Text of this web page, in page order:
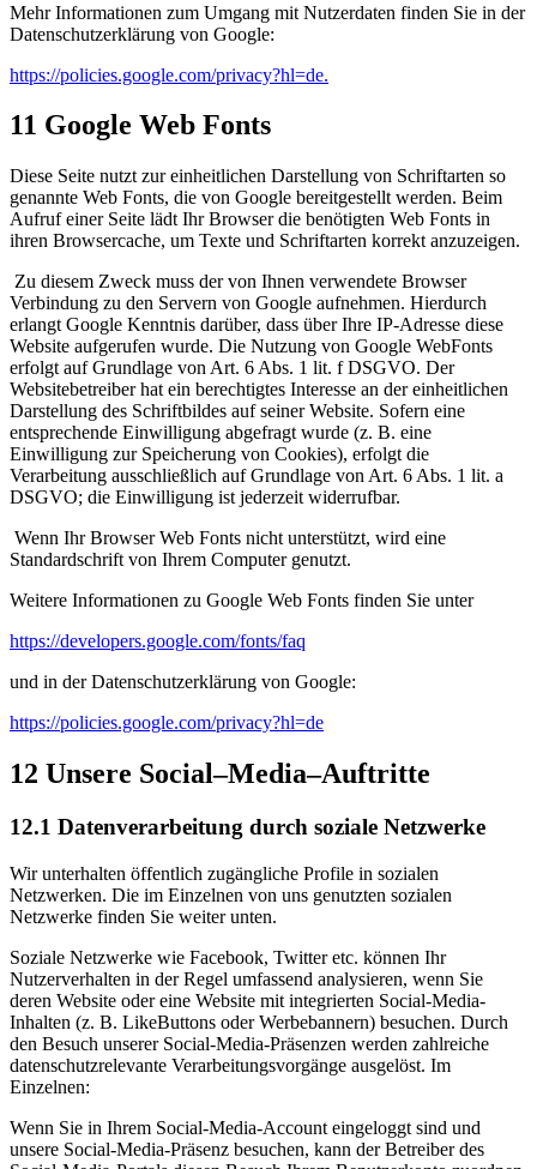
Mehr Informationen zum Umgang mit Nutzerdaten finden Sie in der
Datenschutzerklärung von Google:
https://policies.google.com/privacy?hl=de.
11 Google Web Fonts
Diese Seite nutzt zur einheitlichen Darstellung von Schriftarten so
genannte Web Fonts, die von Google bereitgestellt werden. Beim
Aufruf einer Seite lädt Ihr Browser die benötigten Web Fonts in
ihren Browsercache, um Texte und Schriftarten korrekt anzuzeigen.
Zu diesem Zweck muss der von Ihnen verwendete Browser
Verbindung zu den Servern von Google aufnehmen. Hierdurch
erlangt Google Kenntnis darüber, dass über Ihre IP-Adresse diese
Website aufgerufen wurde. Die Nutzung von Google WebFonts
erfolgt auf Grundlage von Art. 6 Abs. 1 lit. f DSGVO. Der
Websitebetreiber hat ein berechtigtes Interesse an der einheitlichen
Darstellung des Schriftbildes auf seiner Website. Sofern eine
entsprechende Einwilligung abgefragt wurde (z. B. eine
Einwilligung zur Speicherung von Cookies), erfolgt die
Verarbeitung ausschließlich auf Grundlage von Art. 6 Abs. 1 lit. a
DSGVO; die Einwilligung ist jederzeit widerrufbar.
Wenn Ihr Browser Web Fonts nicht unterstützt, wird eine
Standardschrift von Ihrem Computer genutzt.
Weitere Informationen zu Google Web Fonts finden Sie unter
https://developers.google.com/fonts/faq
und in der Datenschutzerklärung von Google:
https://policies.google.com/privacy?hl=de
12 Unsere Social–Media–Auftritte
12.1 Datenverarbeitung durch soziale Netzwerke
Wir unterhalten öffentlich zugängliche Profile in sozialen
Netzwerken. Die im Einzelnen von uns genutzten sozialen
Netzwerke finden Sie weiter unten.
Soziale Netzwerke wie Facebook, Twitter etc. können Ihr
Nutzerverhalten in der Regel umfassend analysieren, wenn Sie
deren Website oder eine Website mit integrierten Social-Media-
Inhalten (z. B. LikeButtons oder Werbebannern) besuchen. Durch
den Besuch unserer Social-Media-Präsenzen werden zahlreiche
datenschutzrelevante Verarbeitungsvorgänge ausgelöst. Im
Einzelnen:
Wenn Sie in Ihrem Social-Media-Account eingeloggt sind und
unsere Social-Media-Präsenz besuchen, kann der Betreiber des